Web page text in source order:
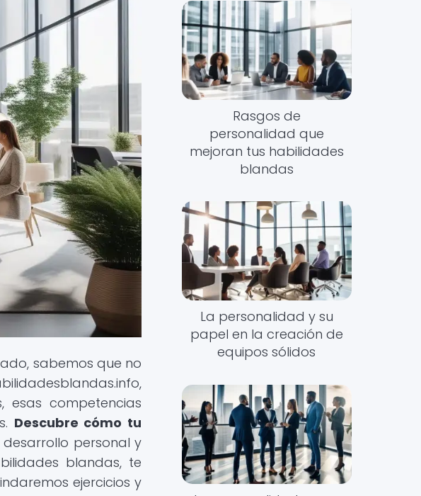
sabemos que no
esas competencias
Descubre cómo tu
personal y
blandas, te
ejercicios y
Rasgos de
personalidad que
mejoran tus habilidades
blandas
La personalidad y su
papel en la creación de
equipos sólidos